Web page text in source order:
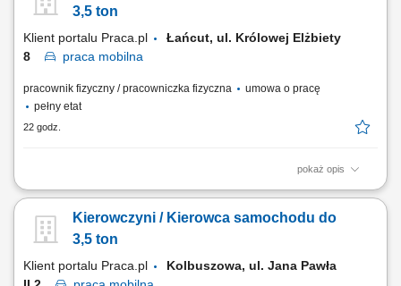
prowadzenie dokumentacji dostaw. Odpowiedzialność za powierzone
3,5 ton
Klient portalu Praca.pl
Łańcut, ul. Królowej Elżbiety
8
praca mobilna
pracownik fizyczny / pracowniczka fizyczna
umowa o pracę
pełny etat
22 godz.
pokaż opis
Kierowanie pojazdem do 3,5 tony, sprawowanie opieki nad
przesyłek pocztowych, w tym praca fizyczna. Doręczanie paczek oraz
prowadzenie dokumentacji dostaw. Odpowiedzialność za powierzone
Kierowczyni / Kierowca samochodu do
3,5 ton
Klient portalu Praca.pl
Kolbuszowa, ul. Jana Pawła